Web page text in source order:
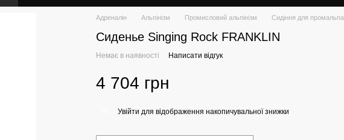
Адреналін Альпінізм Промисловий альпінізм Сидіння для промальпа
Сиденье Singing Rock FRANKLIN
Немає в наявності Написати відгук
4 704 грн
Увійти для відображення накопичувальної знижки